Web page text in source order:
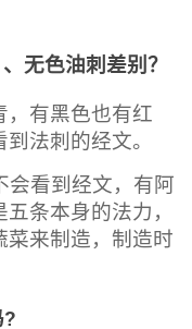
无色油刺差别？
，有黑色也有红
法刺的经文。
会看到经文，有阿
条本身的法力，
菜来制造，制造时